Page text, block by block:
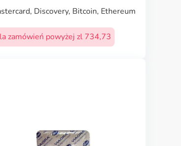
Discovery, Bitcoin, Ethereum
zamówień powyżej zl 734,73